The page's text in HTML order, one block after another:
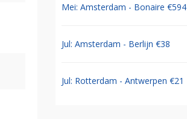
Mei: Amsterdam - Bonaire €594
Jul: Amsterdam - Berlijn €38
Jul: Rotterdam - Antwerpen €21